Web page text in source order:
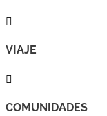

VIAJE

COMUNIDADES